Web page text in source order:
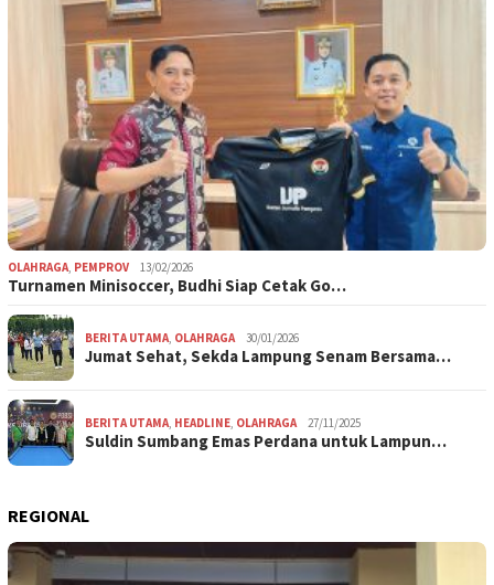
OLAHRAGA PEMPROV 13/02/2026
Turnamen Minisoccer, Budhi Siap Cetak Go…
BERITA UTAMA OLAHRAGA 30/01/2026
Jumat Sehat, Sekda Lampung Senam Bersama…
BERITA UTAMA HEADLINE OLAHRAGA 27/11/2025
Suldin Sumbang Emas Perdana untuk Lampun…
REGIONAL